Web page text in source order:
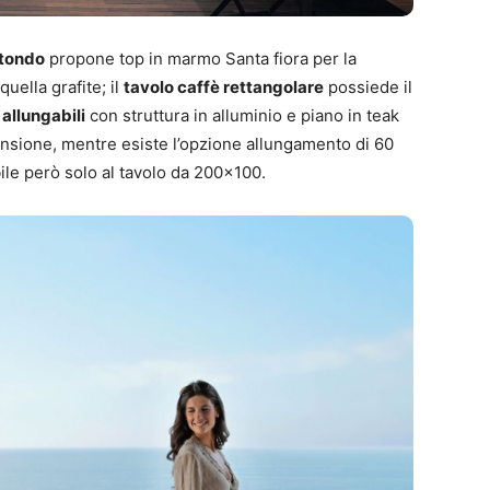
propone top in marmo Santa fiora per la
grafite; il tavolo caffè rettangolare possiede il
con struttura in alluminio e piano in teak
mentre esiste l’opzione allungamento di 60
però solo al tavolo da 200×100.